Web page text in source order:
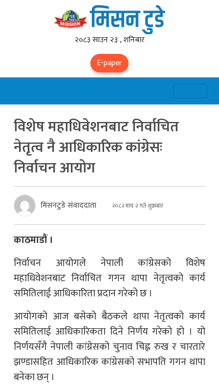
२०८३ साउन २३ , शनिबार
E-paper
विशेष महाधिवेशनबाट निर्वाचित
नेतृत्व नै आधिकारिक कांग्रेसः
निर्वाचन आयोग
मिसनटुडे संवाददाता २०८२ माघ २ गते शुक्रबार
काठमाडौं ।
निर्वाचन आयोगले नेपाली कांग्रेसको विशेष
महाधिवेशनबाट निर्वाचित गगन थापा नेतृत्वको कार्य
समितिलाई आधिकारिता प्रदान गरेको छ ।
आयोगको आज बसेको बैठकले थापा नेतृत्वको कार्य
समितिलाई आधिकारिकता दिने निर्णय गरेको हो । यो
निर्णयसँगै नेपाली कांग्रेसको चुनाव चिह्न रुख र चारतारे
झण्डासहित आधिकारिक कांग्रेसको सभापति गगन थापा
बनेका छन् ।